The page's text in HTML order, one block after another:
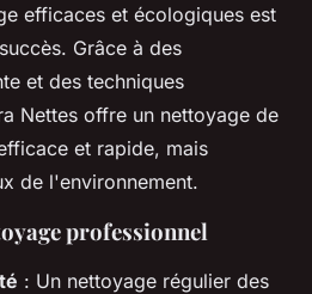
efficaces et écologiques est
Grâce à des
et des techniques
Nettes offre un nettoyage de
et rapide, mais
de l'environnement.
professionnel
: Un nettoyage régulier des